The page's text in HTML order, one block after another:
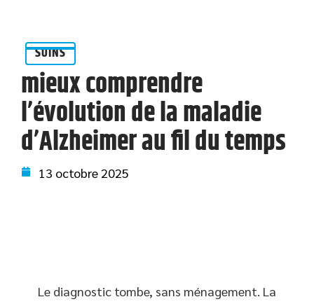
SOINS
mieux comprendre
l’évolution de la maladie
d’Alzheimer au fil du temps
13 octobre 2025
Le diagnostic tombe, sans ménagement. La